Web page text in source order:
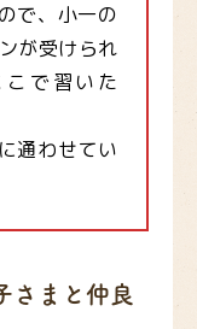
で、小一の
が受けられ
で習いた
通わせてい
さまと仲良